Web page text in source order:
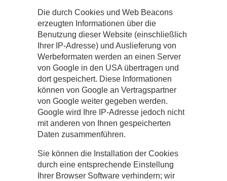
Die durch Cookies und Web Beacons
erzeugten Informationen über die
Benutzung dieser Website (einschließlich
Ihrer IP-Adresse) und Auslieferung von
Werbeformaten werden an einen Server
von Google in den USA übertragen und
dort gespeichert. Diese Informationen
können von Google an Vertragspartner
von Google weiter gegeben werden.
Google wird Ihre IP-Adresse jedoch nicht
mit anderen von Ihnen gespeicherten
Daten zusammenführen.
Sie können die Installation der Cookies
durch eine entsprechende Einstellung
Ihrer Browser Software verhindern; wir